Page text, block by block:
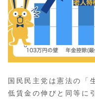
国民民主党は憲法の「
低賃金の伸びと同等に